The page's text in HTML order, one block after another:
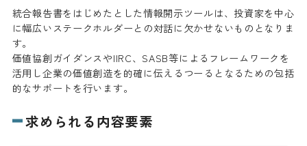
統合報告書をはじめたとした情報開示ツールは、投資家を中心
に幅広いステークホルダーとの対話に欠かせないものとなりま
す。
価値協創ガイダンスやIIRC、SASB等によるフレームワークを
活用し企業の価値創造を的確に伝えるつーるとなるための包括
的なサポートを行います。
求められる内容要素